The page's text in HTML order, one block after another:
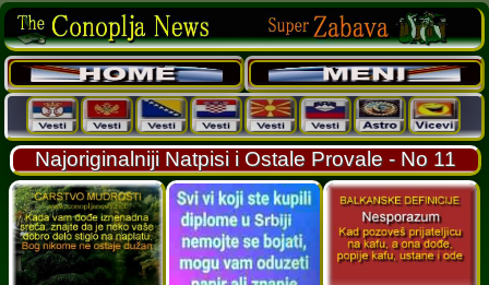
Najoriginalniji Natpisi i Ostale Provale - No 11